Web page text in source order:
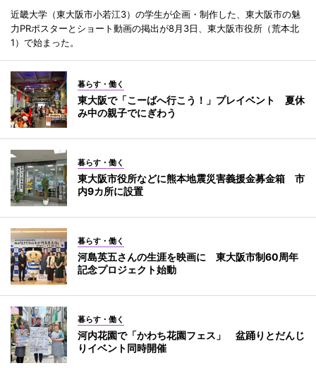
近畿大学（東大阪市小若江3）の学生が企画・制作した、東大阪市の魅
力PRポスターとショート動画の掲出が8月3日、東大阪市役所（荒本北
1）で始まった。
暮らす・働く
東大阪で「こーばへ行こう！」プレイベント 夏休
み中の親子でにぎわう
暮らす・働く
東大阪市役所などに熊本地震災害義援金募金箱 市
内9カ所に設置
暮らす・働く
河島英五さんの生涯を映画に 東大阪市制60周年
記念プロジェクト始動
暮らす・働く
河内花園で「かわち花園フェス」 盆踊りとだんじ
りイベント同時開催